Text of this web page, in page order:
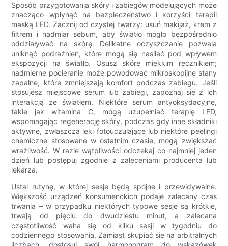
Sposób przygotowania skóry i zabiegów modelujących może
znacząco wpłynąć na bezpieczeństwo i korzyści terapii
maską LED. Zacznij od czystej twarzy: usuń makijaż, krem ​​z
filtrem i nadmiar sebum, aby światło mogło bezpośrednio
oddziaływać na skórę. Delikatne oczyszczanie pozwala
uniknąć podrażnień, które mogą się nasilać pod wpływem
ekspozycji na światło. Osusz skórę miękkim ręcznikiem;
nadmierne pocieranie może powodować mikroskopijne stany
zapalne, które zmniejszają komfort podczas zabiegu. Jeśli
stosujesz miejscowe serum lub zabiegi, zapoznaj się z ich
interakcją ze światłem. Niektóre serum antyoksydacyjne,
takie jak witamina C, mogą uzupełniać terapię LED,
wspomagając regenerację skóry, podczas gdy inne składniki
aktywne, zwłaszcza leki fotouczulające lub niektóre peelingi
chemiczne stosowane w ostatnim czasie, mogą zwiększać
wrażliwość. W razie wątpliwości odczekaj co najmniej jeden
dzień lub postępuj zgodnie z zaleceniami producenta lub
lekarza.
Ustal rutynę, w której sesje będą spójne i przewidywalne.
Większość urządzeń konsumenckich podaje zalecany czas
trwania – w przypadku niektórych typowe sesje są krótkie,
trwają od pięciu do dwudziestu minut, a zalecana
częstotliwość waha się od kilku sesji w tygodniu do
codziennego stosowania. Zamiast skupiać się na arbitralnych